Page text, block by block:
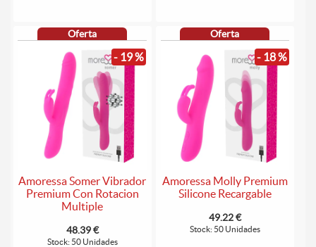
Oferta
- 19 %
Amoressa Somer Vibrador
Premium Con Rotacion
Multiple
48.39 €
Stock: 50 Unidades
Oferta
- 18 %
Amoressa Molly Premium
Silicone Recargable
49.22 €
Stock: 50 Unidades